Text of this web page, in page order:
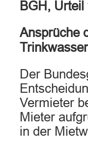
BGH,
Ansprüche
Trinkwasser
Der
Vermieter
Mieter
in der